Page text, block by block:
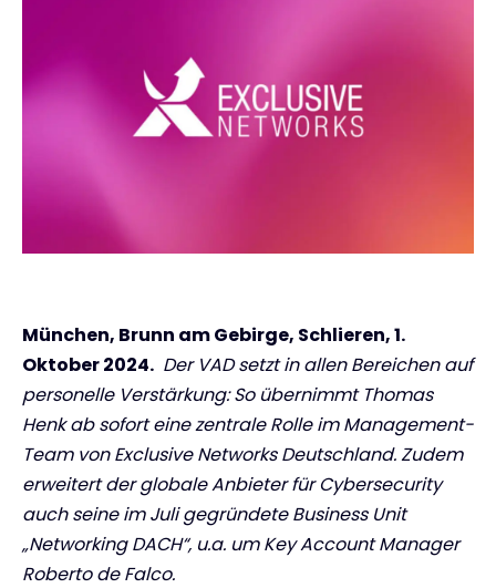
München, Brunn am Gebirge, Schlieren, 1.
Oktober 2024. Der VAD setzt in allen Bereichen auf
personelle Verstärkung: So übernimmt Thomas
Henk ab sofort eine zentrale Rolle im Management-
Team von Exclusive Networks Deutschland. Zudem
erweitert der globale Anbieter für Cybersecurity
auch seine im Juli gegründete Business Unit
„Networking DACH“, u.a. um Key Account Manager
Roberto de Falco.